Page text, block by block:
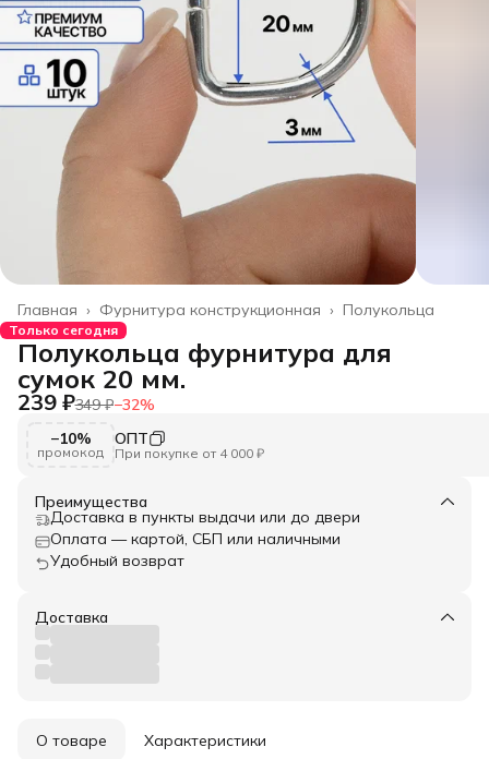
Полукольца
Фурнитура конструкционная ›
Главная ›
Только сегодня
Полукольца фурнитура для
сумок 20 мм.
239 ₽349 ₽−32%
−10%
промокод
ОПТ
При покупке от 4 000 ₽
Преимущества
Доставка в пункты выдачи или до двери
Оплата — картой, СБП или наличными
Удобный возврат
Доставка
О товаре Характеристики